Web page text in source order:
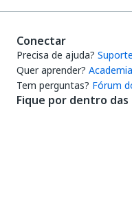
Conectar
Precisa de ajuda? Suporte
Quer aprender?
Tem perguntas? Fórum
Fique por dentro das